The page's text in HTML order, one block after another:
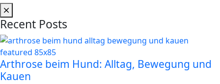
Recent Posts
Arthrose beim Hund: Alltag, Bewegung und
Kauen